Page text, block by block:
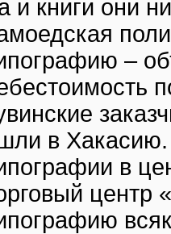
и книги они
–
в Хакасию.
в
центр